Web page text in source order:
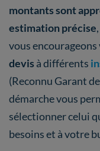
montants sont
estimation précise
vous
devis à différents
(Reconnu Garant
démarche vous
sélectionner celui
besoins et à votre